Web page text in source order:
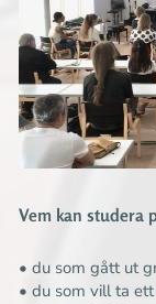
Vem kan studera
• du som gått ut
• du som vill ta